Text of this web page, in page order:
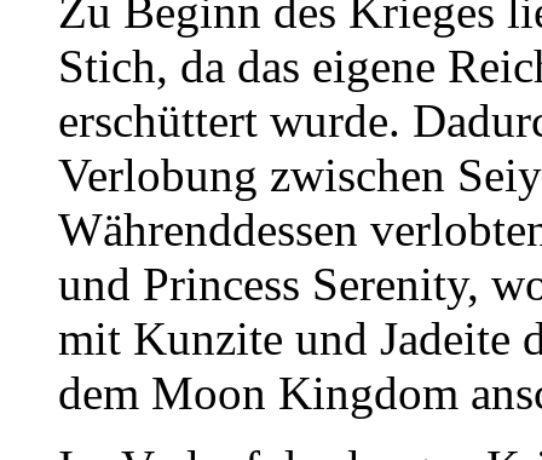
Zu Beginn des Krieges
Stich, da das eigene
erschüttert wurde.
Verlobung zwischen
Währenddessen
und Princess Serenity,
mit Kunzite und Jadeite
dem Moon Kingdom